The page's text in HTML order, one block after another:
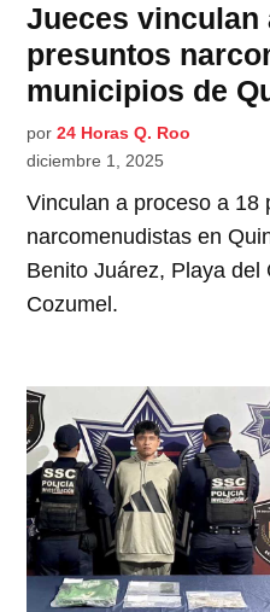
Jueces vinculan
presuntos
municipios de
por 24 Horas Q. Roo
diciembre 1, 2025
Vinculan a proceso a 18
narcomenudistas en
Benito Juárez, Playa del
Cozumel.